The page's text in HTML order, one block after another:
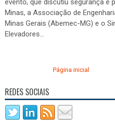
evento, que discutiu segurança e
Minas, a Associação de
Minas Gerais (Abemec-MG) e o
Elevadores...
Página inicial
REDES SOCIAIS